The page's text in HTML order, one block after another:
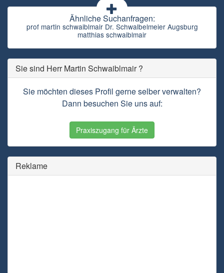
Ähnliche Suchanfragen:
prof martin schwaiblmair Dr. Schwalbelmeier Augsburg
matthias schwaiblmair
Sie sind Herr Martin Schwaiblmair ?
Sie möchten dieses Profil gerne selber verwalten?
Dann besuchen Sie uns auf:
Praxiszugang für Ärzte
Reklame